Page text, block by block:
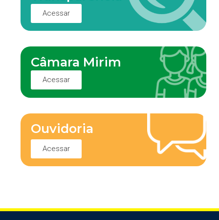
Acessar
Câmara Mirim
Acessar
Ouvidoria
Acessar